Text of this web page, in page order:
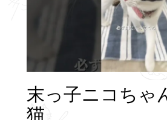
末っ子ニコちゃ
猫